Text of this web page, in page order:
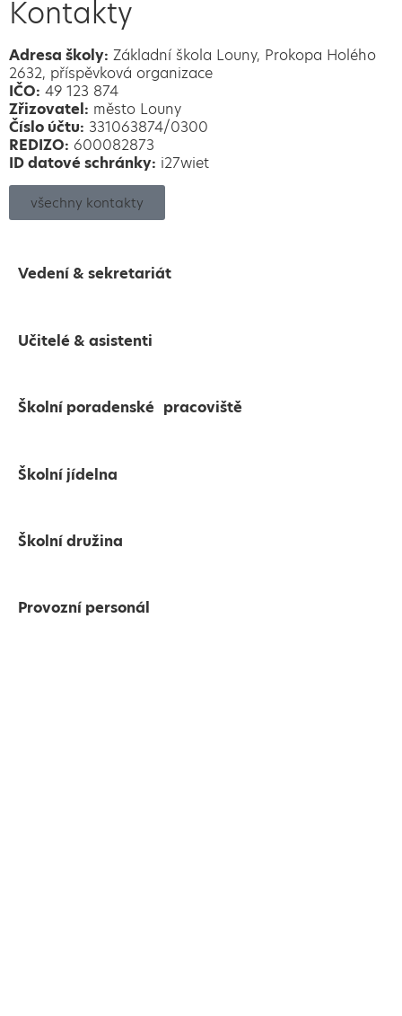
Kontakty
Adresa školy: Základní škola Louny, Prokopa Holého
2632, příspěvková organizace
IČO: 49 123 874
Zřizovatel: město Louny
Číslo účtu: 331063874/0300
REDIZO: 600082873
ID datové schránky: i27wiet
všechny kontakty
Vedení & sekretariát
Učitelé & asistenti
Školní poradenské pracoviště
Školní jídelna
Školní družina
Provozní personál